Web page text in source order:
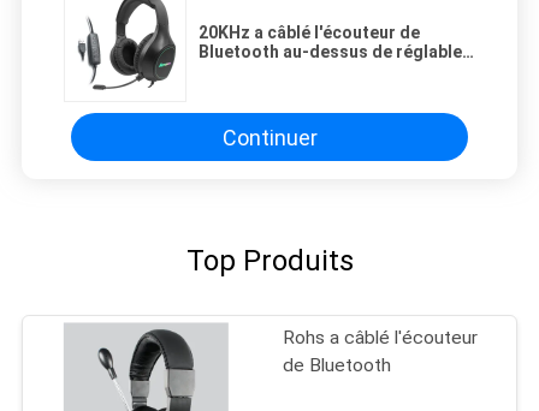
20KHz a câblé l'écouteur de
Bluetooth au-dessus de réglable
PC MP3
Continuer
Top Produits
Rohs a câblé l'écouteur
de Bluetooth